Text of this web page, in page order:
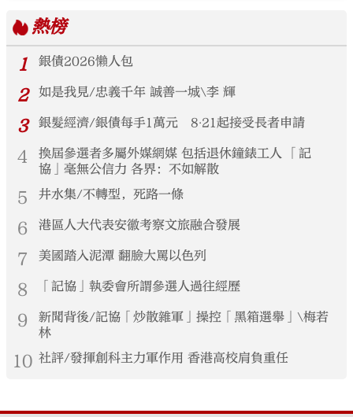
熱榜
1
銀債2026懶人包
2 如是我見/忠義千年 誠善一城\李 輝
3 銀髮經濟/銀債每手1萬元 8‧21起接受長者申請
4
換屆參選者多屬外媒網媒 包括退休鐘錶工人 「記
協」毫無公信力 各界：不如解散
5 井水集/不轉型，死路一條
6 港區人大代表安徽考察文旅融合發展
7 美國踏入泥潭 翻臉大罵以色列
8 「記協」執委會所謂參選人過往經歷
9
新聞背後/記協「炒散雜軍」操控「黑箱選舉」\梅若
林
10 社評/發揮創科主力軍作用 香港高校肩負重任